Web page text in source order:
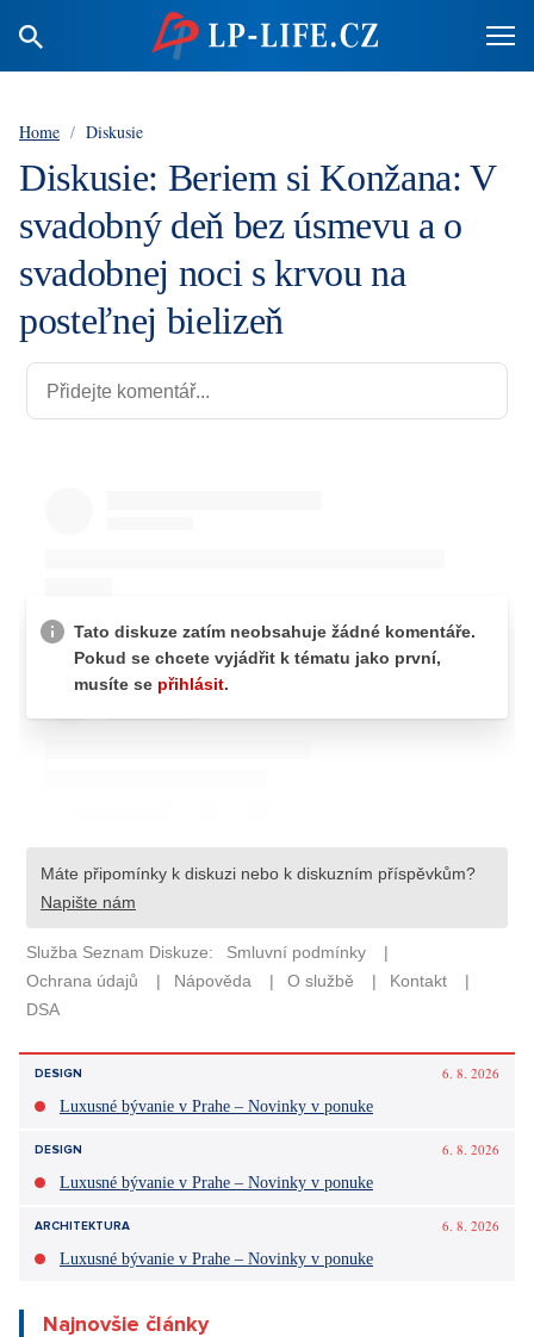
Home / Diskusie
Diskusie: Beriem si Konžana: V
svadobný deň bez úsmevu a o
svadobnej noci s krvou na
posteľnej bielizeň
DESIGN
6. 8. 2026
Luxusné bývanie v Prahe – Novinky v ponuke
DESIGN
6. 8. 2026
Luxusné bývanie v Prahe – Novinky v ponuke
ARCHITEKTURA
6. 8. 2026
Luxusné bývanie v Prahe – Novinky v ponuke
Najnovšie články